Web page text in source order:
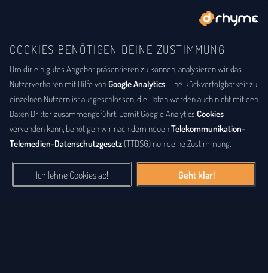
COOKIES BENÖTIGEN DEINE ZUSTIMMUNG
Um dir ein gutes Angebot präsentieren zu können, analysieren wir das
Nutzerverhalten mit Hilfe vonGoogle Analytics. Eine Rückverfolgbarkeit zu
einzelnen Nutzern ist ausgeschlossen, die Daten werden auch nicht mit den
Daten Dritter zusammengeführt. Damit Google Analytics Cookies
vervenden kann, benötigen wir nach dem neuenTelekommunikation-
Telemedien-Datenschutzgesetz (TTDSG) nun deine Zustimmung.
Ich lehne Cookies ab! Geht klar!
DU BIST DER LYRIKER
Gesammelte Lyrik
Eine große Sammlung an Gedichten, Lyriken, Songtexten, Raps
und anderen Werken. Die gesammelteLyrikder letzten Jahre,
alphabetisch nach Nutzernamen sortiert, findest du hier. Sei auch
Songtexte und Poesie.